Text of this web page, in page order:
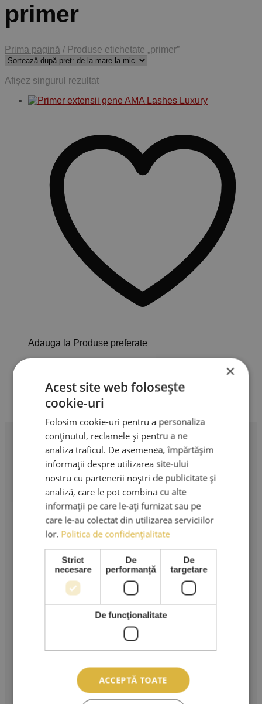
primer
Prima pagină / Produse etichetate „primer”
Afișez singurul rezultat
Adauga la Produse preferate
Lashes
55,00lei TVA Inclus
Profesionalism în extensii de gene. Produse premium,
instrumente profesionale și cursuri de specialitate.
AMA LASHES SRL
Sediu social: București
Strada Murgeni nr. 5
Reg. Com: J40/3049/2023
Tel:
0767.569.659
Email:
ama.lashes@gmail.com
×
Acest site web folosește
cookie-uri
Folosim cookie-uri pentru a personaliza
conținutul, reclamele și pentru a ne
analiza traficul. De asemenea, împărtășim
informații despre utilizarea site-ului
nostru cu partenerii noștri de publicitate și
analiză, care le pot combina cu alte
informații pe care le-ați furnizat sau pe
care le-au colectat din utilizarea serviciilor
lor. Politica de confidențialitate
Strict
necesare
De
performanță
De
targetare
De funcţionalitate
ACCEPTĂ TOATE